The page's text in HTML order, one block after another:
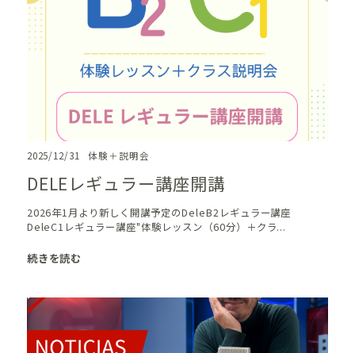
2025/12/31 体験＋説明会
DELEレギュラー講座開講
2026年1月より新しく開講予定のDeleB2レギュラー講座
DeleC1レギュラー講座"体験レッスン（60分）＋クラ...
続きを読む